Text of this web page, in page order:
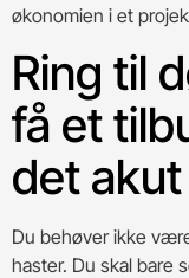
økonomien i et
Ring til
få et
det akut
Du behøver ikke
haster. Du skal bare